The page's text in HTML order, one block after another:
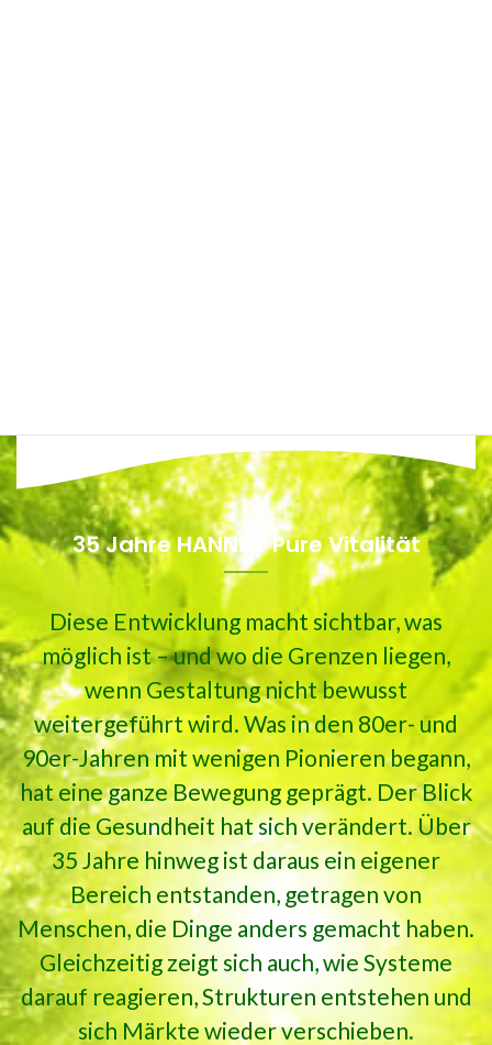
35 Jahre HANNES' Pure Vitalität
Diese Entwicklung macht sichtbar, was
möglich ist – und wo die Grenzen liegen,
wenn Gestaltung nicht bewusst
weitergeführt wird. Was in den 80er- und
90er-Jahren mit wenigen Pionieren begann,
hat eine ganze Bewegung geprägt. Der Blick
auf die Gesundheit hat sich verändert. Über
35 Jahre hinweg ist daraus ein eigener
Bereich entstanden, getragen von
Menschen, die Dinge anders gemacht haben.
Gleichzeitig zeigt sich auch, wie Systeme
darauf reagieren, Strukturen entstehen und
sich Märkte wieder verschieben.